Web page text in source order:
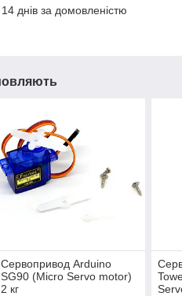
днів за домовленістю
Сервопривод Arduino
SG90 (Micro Servo motor)
2 кг